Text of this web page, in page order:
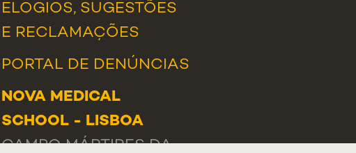
ELOGIOS, SUGESTÕES
E RECLAMAÇÕES
PORTAL DE DENÚNCIAS
NOVA MEDICAL
SCHOOL - LISBOA
CAMPO MÁRTIRES DA